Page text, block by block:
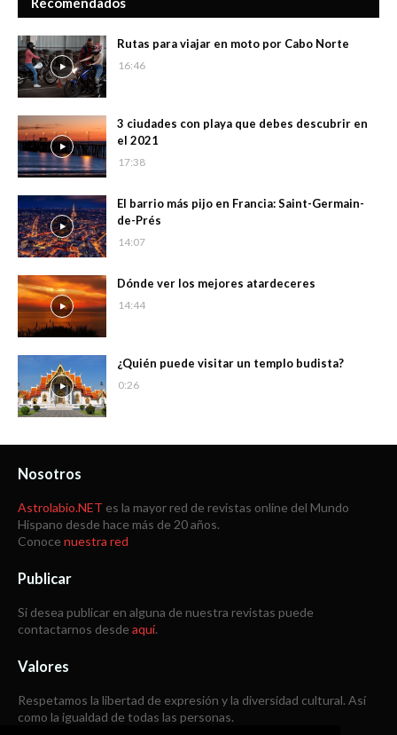
Rutas para viajar en moto por Cabo Norte
16:46
3 ciudades con playa que debes descubrir en
el 2021
17:38
El barrio más pijo en Francia: Saint-Germain-
de-Prés
14:07
Dónde ver los mejores atardeceres
14:44
¿Quién puede visitar un templo budista?
0:26
Nosotros
Astrolabio.NET es la mayor red de revistas online del Mundo
Hispano desde hace más de 20 años.
Conoce nuestra red
Publicar
Si desea publicar en alguna de nuestra revistas puede
contactarnos desde aquí.
Valores
Respetamos la libertad de expresión y la diversidad cultural. Así
como la igualdad de todas las personas.